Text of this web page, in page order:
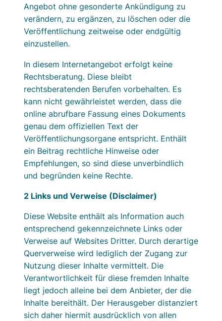
Angebot ohne gesonderte Ankündigung zu
verändern, zu ergänzen, zu löschen oder die
Veröffentlichung zeitweise oder endgültig
einzustellen.
In diesem Internetangebot erfolgt keine
Rechtsberatung. Diese bleibt
rechtsberatenden Berufen vorbehalten. Es
kann nicht gewährleistet werden, dass die
online abrufbare Fassung eines Dokuments
genau dem offiziellen Text der
Veröffentlichungsorgane entspricht. Enthält
ein Beitrag rechtliche Hinweise oder
Empfehlungen, so sind diese unverbindlich
und begründen keine Rechte.
2 Links und Verweise (Disclaimer)
Diese Website enthält als Information auch
entsprechend gekennzeichnete Links oder
Verweise auf Websites Dritter. Durch derartige
Querverweise wird lediglich der Zugang zur
Nutzung dieser Inhalte vermittelt. Die
Verantwortlichkeit für diese fremden Inhalte
liegt jedoch alleine bei dem Anbieter, der die
Inhalte bereithält. Der Herausgeber distanziert
sich daher hiermit ausdrücklich von allen